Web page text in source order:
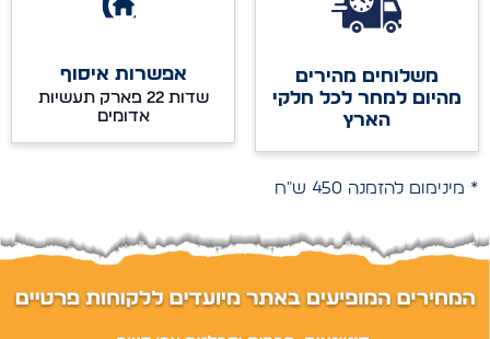
משלוחים מהירים
מהיום למחר לכל חלקי
הארץ
אפשרות איסוף
שדות 22 פארק תעשיות
אדומים
* מינימום להזמנה 450 ש"ח